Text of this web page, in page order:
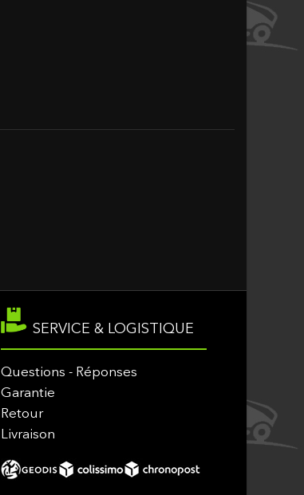
SERVICE & LOGISTIQUE
Questions - Réponses
Garantie
Retour
Livraison